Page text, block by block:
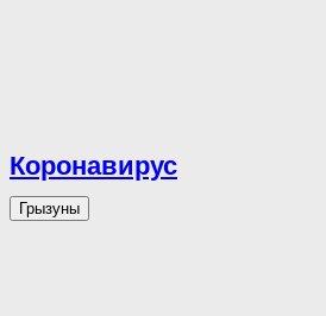
Коронавирус
Грызуны